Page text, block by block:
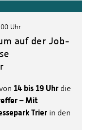
Uhr
auf der Job-
14 bis 19 Uhr die
– Mit
Trier in den